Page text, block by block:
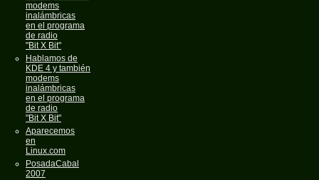
modems
inalámbricas
en el programa
de radio
"Bit X Bit"
Hablamos de
KDE 4 y también
modems
inalámbricas
en el programa
de radio
"Bit X Bit"
Aparecemos
en
Linux.com
PosadaCabal
2007